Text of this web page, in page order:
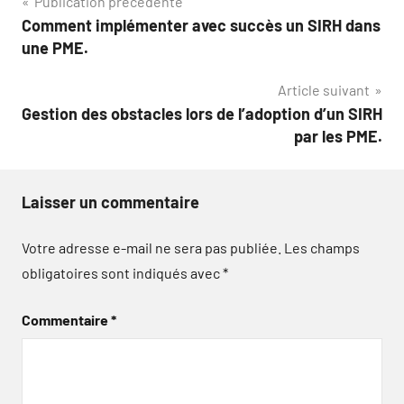
de
Comment implémenter avec succès un SIRH dans
une PME.
Article suivant
Gestion des obstacles lors de l’adoption d’un SIRH
par les PME.
Laisser un commentaire
Votre adresse e-mail ne sera pas publiée. Les champs
obligatoires sont indiqués avec*
Commentaire*